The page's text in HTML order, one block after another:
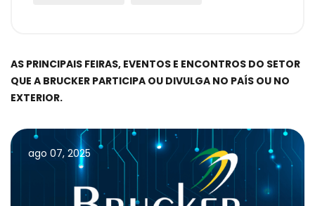
AS PRINCIPAIS FEIRAS, EVENTOS E ENCONTROS DO SETOR
QUE A BRUCKER PARTICIPA OU DIVULGA NO PAÍS OU NO
EXTERIOR.
ago 07, 2025